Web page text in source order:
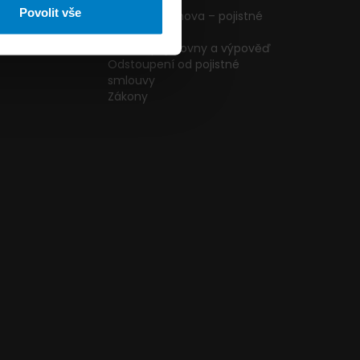
Povolit vše
Pojištění domova – pojistné
podmínky
Změna pojišťovny a výpověď
Odstoupení od pojistné
smlouvy
Zákony